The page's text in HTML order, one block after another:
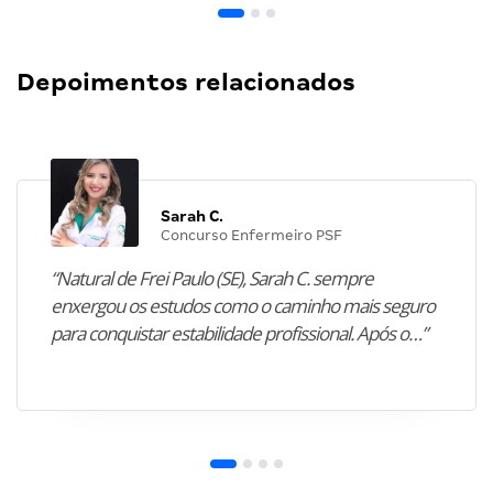
Depoimentos relacionados
Sarah C.
Concurso Enfermeiro PSF
“Natural de Frei Paulo (SE), Sarah C. sempre
enxergou os estudos como o caminho mais seguro
para conquistar estabilidade profissional. Após o…”